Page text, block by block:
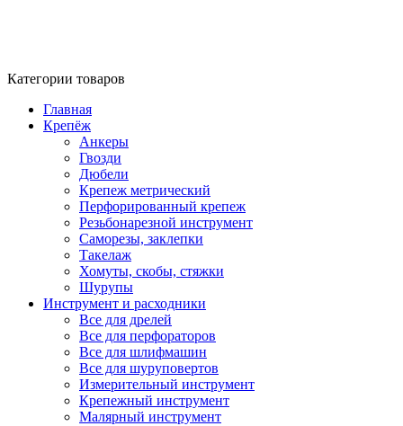
Категории товаров
Главная
Крепёж
Анкеры
Гвозди
Дюбели
Крепеж метрический
Перфорированный крепеж
Резьбонарезной инструмент
Саморезы, заклепки
Такелаж
Хомуты, скобы, стяжки
Шурупы
Инструмент и расходники
Все для дрелей
Все для перфораторов
Все для шлифмашин
Все для шуруповертов
Измерительный инструмент
Крепежный инструмент
Малярный инструмент